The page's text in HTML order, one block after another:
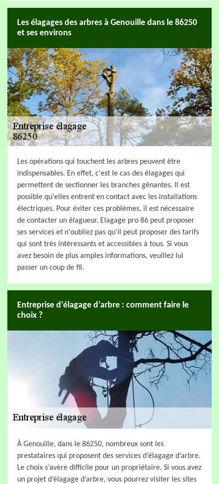
Les élagages des arbres à Genouille dans le 86250
et ses environs
Les opérations qui touchent les arbres peuvent être
indispensables. En effet, c'est le cas des élagages qui
permettent de sectionner les branches gênantes. Il est
possible qu'elles entrent en contact avec les installations
électriques. Pour éviter ces problèmes, il est nécessaire
de contacter un élagueur. Elagage pro 86 peut proposer
ses services et n'oubliez pas qu'il peut proposer des tarifs
qui sont très intéressants et accessibles à tous. Si vous
avez besoin de plus amples informations, veuillez lui
passer un coup de fil.
Entreprise d’élagage d’arbre : comment faire le
choix ?
À Genouille, dans le 86250, nombreux sont les
prestataires qui proposent des services d’élagage d’arbre.
Le choix s’avère difficile pour un propriétaire. Si vous avez
un projet d’élagage d’arbre, vous pourrez visiter les sites